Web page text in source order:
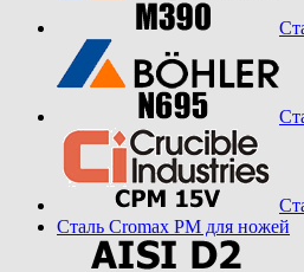
Сталь Cromax PM для ножей